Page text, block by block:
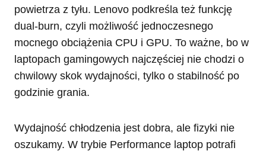
powietrza z tyłu. Lenovo podkreśla też funkcję
dual-burn, czyli możliwość jednoczesnego
mocnego obciążenia CPU i GPU. To ważne, bo w
laptopach gamingowych najczęściej nie chodzi o
chwilowy skok wydajności, tylko o stabilność po
godzinie grania.
Wydajność chłodzenia jest dobra, ale fizyki nie
oszukamy. W trybie Performance laptop potrafi